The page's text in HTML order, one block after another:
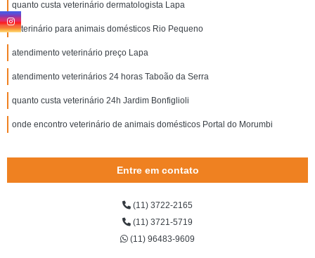
quanto custa veterinário dermatologista Lapa
veterinário para animais domésticos Rio Pequeno
atendimento veterinário preço Lapa
atendimento veterinários 24 horas Taboão da Serra
quanto custa veterinário 24h Jardim Bonfiglioli
onde encontro veterinário de animais domésticos Portal do Morumbi
Entre em contato
(11) 3722-2165
(11) 3721-5719
(11) 96483-9609